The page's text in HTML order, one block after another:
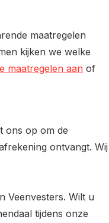
maatregelen
kijken we welke
maatregelen aan of
ons op om de
ontvangt. Wij
Veenvesters. Wilt u
tijdens onze